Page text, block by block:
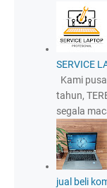
SERVICE
Kami
tahun,
segala
jual beli